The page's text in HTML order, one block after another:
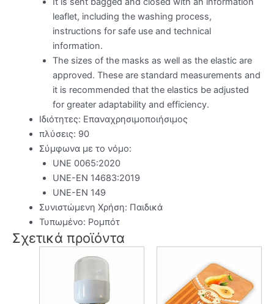
leaflet, including the washing process,
instructions for safe use and technical
information.
The sizes of the masks as well as the elastic are
approved. These are standard measurements and
it is recommended that the elastics be adjusted
for greater adaptability and efficiency.
Ιδιότητες: Επαναχρησιμοποιήσιμος
πλύσεις: 90
Σύμφωνα με το νόμο:
UNE 0065:2020
UNE-EN 14683:2019
UNE-EN 149
Συνιστώμενη Χρήση: Παιδικά
Τυπωμένο: Ρομπότ
Σχετικά προϊόντα